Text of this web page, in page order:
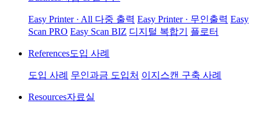
Easy Printer · All 다중 출력 Easy Printer · 무인출력 Easy
Scan PRO Easy Scan BIZ 디지털 복합기 플로터
References도입 사례
도입 사례 무인과금 도입처 이지스캔 구축 사례
Resources자료실